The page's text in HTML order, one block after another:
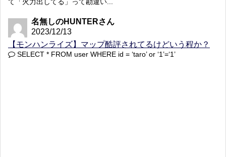
て「火力出してる」って勘違い...
名無しのHUNTERさん
2023/12/13
【モンハンライズ】マップ酷評されてるけどいう程か？
SELECT * FROM user WHERE id = ‘taro’ or ‘1’=‘1’